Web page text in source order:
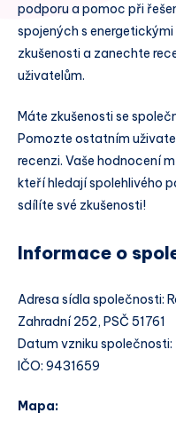
podporu a pomoc při
spojených s
zkušenosti a zanechte
uživatelům.
Máte zkušenosti se
Pomozte ostatním
recenzi. Vaše hodnocení
kteří hledají spolehlivého
sdílíte své zkušenosti!
Informace o
Adresa sídla společnosti:
Zahradní 252, PSČ 51761
Datum vzniku
IČO: 9431659
Mapa: